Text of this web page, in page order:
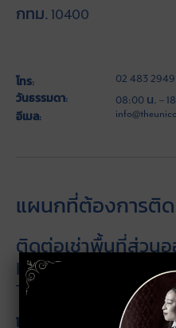
กทม. 10400
โทร:
02 483 2949
วันธรรมดา:
08:00 น. –
อีเมล:
แผนกที่ต้องการติ
ติดต่อเช่าพื้นที่ส่วน
Knight Frank
The Unicorn)
02-643-8038